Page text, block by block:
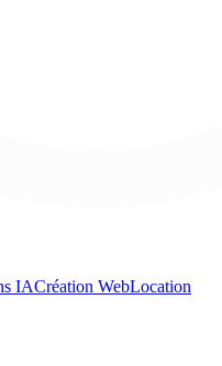
IACréation WebLocation